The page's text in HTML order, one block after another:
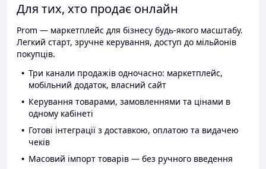
Для тих, хто продає онлайн
Prom — маркетплейс для бізнесу будь-якого масштабу.
Легкий старт, зручне керування, доступ до мільйонів
покупців.
Три канали продажів одночасно: маркетплейс,
мобільний додаток, власний сайт
Керування товарами, замовленнями та цінами в
одному кабінеті
Готові інтеграції з доставкою, оплатою та видачею
чеків
Масовий імпорт товарів — без ручного введення